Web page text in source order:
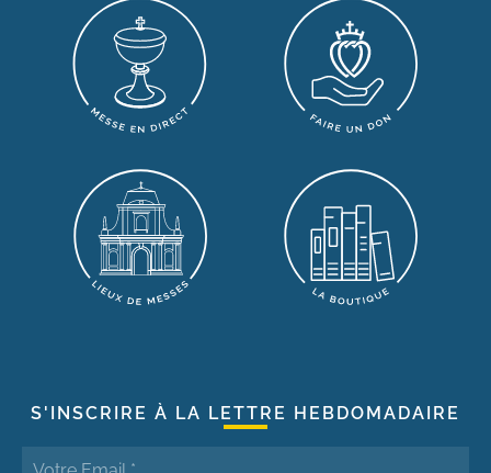
S'INSCRIRE À LA LETTRE HEBDOMADAIRE